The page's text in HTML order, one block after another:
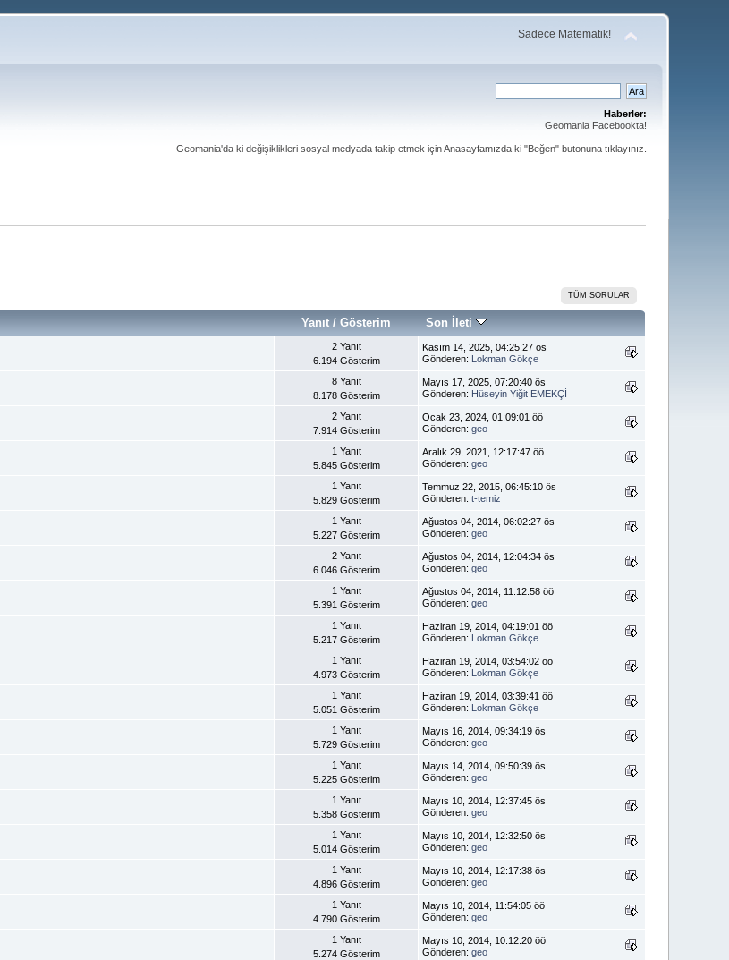
Sadece Matematik!
Haberler:
Geomania Facebookta!
Geomania'da ki değişiklikleri sosyal medyada takip etmek için Anasayfamızda ki "Beğen" butonuna tıklayınız.
TÜM SORULAR
Yanıt/ Gösterim Son İleti
2 Yanıt
6.194 Gösterim
Kasım 14, 2025, 04:25:27 ös
Gönderen: Lokman Gökçe
8 Yanıt
8.178 Gösterim
Mayıs 17, 2025, 07:20:40 ös
Gönderen: Hüseyin Yiğit EMEKÇİ
2 Yanıt
7.914 Gösterim
Ocak 23, 2024, 01:09:01 öö
Gönderen:geo
1 Yanıt
5.845 Gösterim
Aralık 29, 2021, 12:17:47 öö
Gönderen:geo
1 Yanıt
5.829 Gösterim
Temmuz 22, 2015, 06:45:10 ös
Gönderen:t-temiz
1 Yanıt
5.227 Gösterim
Ağustos 04, 2014, 06:02:27 ös
Gönderen:geo
2 Yanıt
6.046 Gösterim
Ağustos 04, 2014, 12:04:34 ös
Gönderen:geo
1 Yanıt
5.391 Gösterim
Ağustos 04, 2014, 11:12:58 öö
Gönderen:geo
1 Yanıt
5.217 Gösterim
Haziran 19, 2014, 04:19:01 öö
Gönderen: Lokman Gökçe
1 Yanıt
4.973 Gösterim
Haziran 19, 2014, 03:54:02 öö
Gönderen: Lokman Gökçe
1 Yanıt
5.051 Gösterim
Haziran 19, 2014, 03:39:41 öö
Gönderen: Lokman Gökçe
1 Yanıt
5.729 Gösterim
Mayıs 16, 2014, 09:34:19 ös
Gönderen:geo
1 Yanıt
5.225 Gösterim
Mayıs 14, 2014, 09:50:39 ös
Gönderen:geo
1 Yanıt
5.358 Gösterim
Mayıs 10, 2014, 12:37:45 ös
Gönderen:geo
1 Yanıt
5.014 Gösterim
Mayıs 10, 2014, 12:32:50 ös
Gönderen:geo
1 Yanıt
4.896 Gösterim
Mayıs 10, 2014, 12:17:38 ös
Gönderen:geo
1 Yanıt
4.790 Gösterim
Mayıs 10, 2014, 11:54:05 öö
Gönderen:geo
1 Yanıt
5.274 Gösterim
Mayıs 10, 2014, 10:12:20 öö
Gönderen:geo